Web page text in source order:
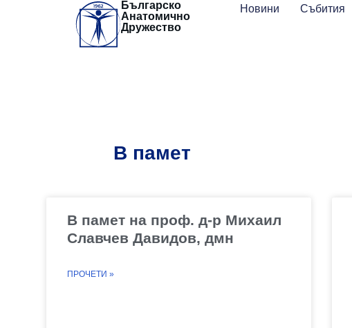
Българско
Анатомично
Дружество
Новини Събития
В памет
В памет на проф. д-р Михаил
Славчев Давидов, дмн
ПРОЧЕТИ »